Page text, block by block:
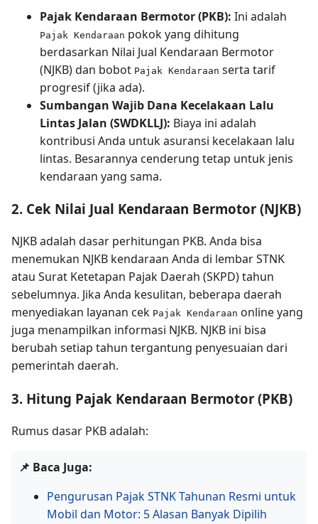
Pajak Kendaraan Bermotor (PKB): Ini adalah
Pajak Kendaraan pokok yang dihitung
berdasarkan Nilai Jual Kendaraan Bermotor
(NJKB) dan bobot Pajak Kendaraan serta tarif
progresif (jika ada).
Sumbangan Wajib Dana Kecelakaan Lalu
Lintas Jalan (SWDKLLJ): Biaya ini adalah
kontribusi Anda untuk asuransi kecelakaan lalu
lintas. Besarannya cenderung tetap untuk jenis
kendaraan yang sama.
2. Cek Nilai Jual Kendaraan Bermotor (NJKB)
NJKB adalah dasar perhitungan PKB. Anda bisa
menemukan NJKB kendaraan Anda di lembar STNK
atau Surat Ketetapan Pajak Daerah (SKPD) tahun
sebelumnya. Jika Anda kesulitan, beberapa daerah
menyediakan layanan cek Pajak Kendaraan online yang
juga menampilkan informasi NJKB. NJKB ini bisa
berubah setiap tahun tergantung penyesuaian dari
pemerintah daerah.
3. Hitung Pajak Kendaraan Bermotor (PKB)
Rumus dasar PKB adalah:
📌 Baca Juga:
Pengurusan Pajak STNK Tahunan Resmi untuk
Mobil dan Motor: 5 Alasan Banyak Dipilih